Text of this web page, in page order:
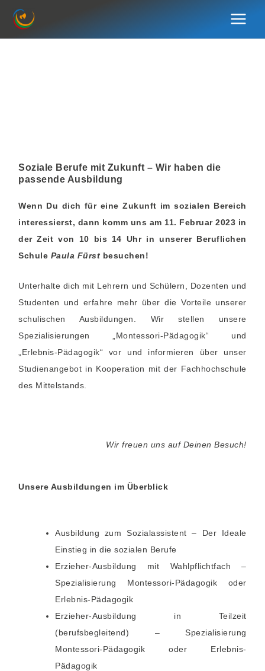
Inhalt
springen
Soziale Berufe mit Zukunft – Wir haben die
passende Ausbildung
Wenn Du dich für eine Zukunft im sozialen Bereich
interessierst, dann komm uns am 11. Februar 2023 in
der Zeit von 10 bis 14 Uhr in unserer Beruflichen
Schule Paula Fürst besuchen!
Unterhalte dich mit Lehrern und Schülern, Dozenten und
Studenten und erfahre mehr über die Vorteile unserer
schulischen Ausbildungen. Wir stellen unsere
Spezialisierungen „Montessori-Pädagogik“ und
„Erlebnis-Pädagogik“ vor und informieren über unser
Studienangebot in Kooperation mit der Fachhochschule
des Mittelstands.
Wir freuen uns auf Deinen Besuch!
Unsere Ausbildungen im Überblick
Ausbildung zum Sozialassistent – Der Ideale
Einstieg in die sozialen Berufe
Erzieher-Ausbildung mit Wahlpflichtfach –
Spezialisierung Montessori-Pädagogik oder
Erlebnis-Pädagogik
Erzieher-Ausbildung in Teilzeit
(berufsbegleitend) – Spezialisierung
Montessori-Pädagogik oder Erlebnis-
Pädagogik